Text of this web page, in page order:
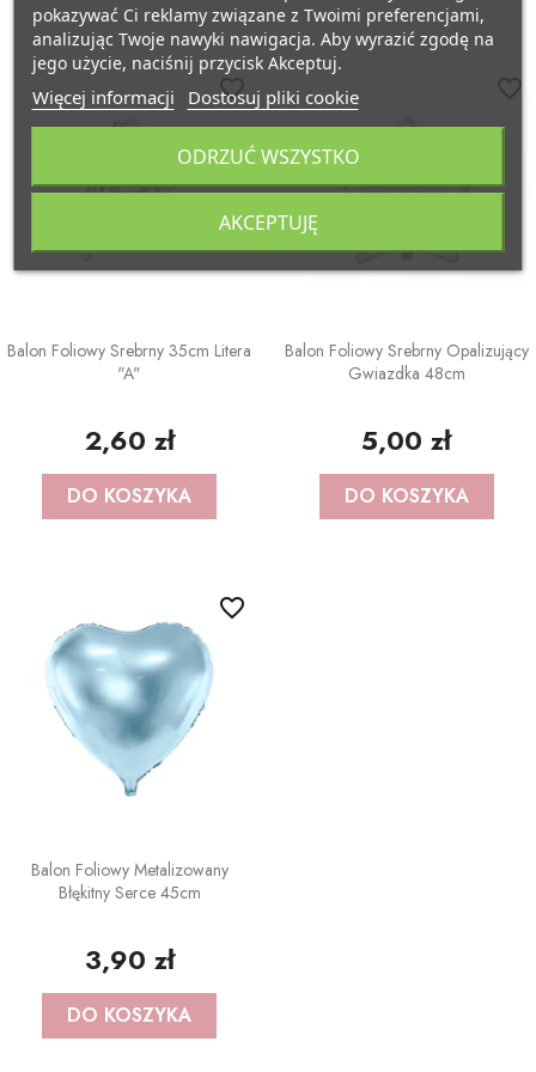
Balon Foliowy Srebrny 35cm Litera
"A"
2,60 zł
DO KOSZYKA
favorite_border
Balon Foliowy Srebrny Opalizujący
Gwiazdka 48cm
5,00 zł
DO KOSZYKA
Balon Foliowy Metalizowany
Błękitny Serce 45cm
3,90 zł
DO KOSZYKA
favorite_border
pokazywać Ci reklamy związane z Twoimi preferencjami,
analizując Twoje nawyki nawigacja. Aby wyrazić zgodę na
jego użycie, naciśnij przycisk Akceptuj.
Więcej informacji Dostosuj pliki cookie
ODRZUĆ WSZYSTKO
AKCEPTUJĘ